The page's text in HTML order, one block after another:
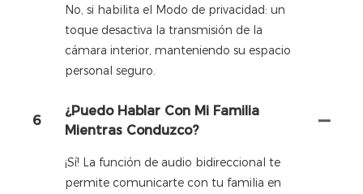
No, si habilita el Modo de privacidad: un
toque desactiva la transmisión de la
cámara interior, manteniendo su espacio
personal seguro.
6
¿Puedo Hablar Con Mi Familia
Mientras Conduzco?
¡Sí! La función de audio bidireccional te
permite comunicarte con tu familia en